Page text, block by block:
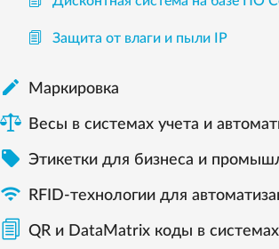
Защита от влаги и пыли IP
 Маркировка
Весы в системах учета и
 Этикетки для бизнеса и
 RFID-технологии для
QR и DataMatrix коды в